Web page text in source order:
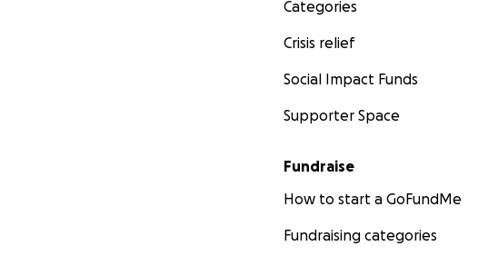
Categories
Crisis relief
Social Impact Funds
Supporter Space
Fundraise
How to start a GoFundMe
Fundraising categories